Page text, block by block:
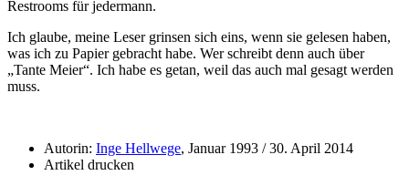
Restrooms für jedermann.
Ich glaube, meine Leser grinsen sich eins, wenn sie gelesen haben,
was ich zu Papier gebracht habe. Wer schreibt denn auch über
Tante Meier . Ich habe es getan, weil das auch mal gesagt werden
muss.
Autorin: Inge Hellwege, Januar 1993 / 30. April 2014
Artikel drucken